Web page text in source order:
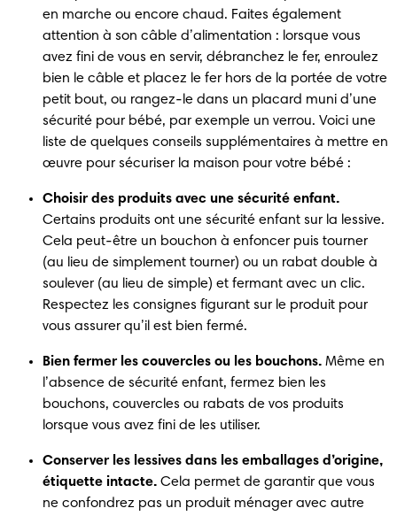
en marche ou encore chaud. Faites également
attention à son câble d’alimentation : lorsque vous
avez fini de vous en servir, débranchez le fer, enroulez
bien le câble et placez le fer hors de la portée de votre
petit bout, ou rangez-le dans un placard muni d’une
sécurité pour bébé, par exemple un verrou. Voici une
liste de quelques conseils supplémentaires à mettre en
œuvre pour sécuriser la maison pour votre bébé :
Choisir des produits avec une sécurité enfant.
Certains produits ont une sécurité enfant sur la lessive.
Cela peut-être un bouchon à enfoncer puis tourner
(au lieu de simplement tourner) ou un rabat double à
soulever (au lieu de simple) et fermant avec un clic.
Respectez les consignes figurant sur le produit pour
vous assurer qu’il est bien fermé.
Bien fermer les couvercles ou les bouchons. Même en
l’absence de sécurité enfant, fermez bien les
bouchons, couvercles ou rabats de vos produits
lorsque vous avez fini de les utiliser.
Conserver les lessives dans les emballages d’origine,
étiquette intacte. Cela permet de garantir que vous
ne confondrez pas un produit ménager avec autre